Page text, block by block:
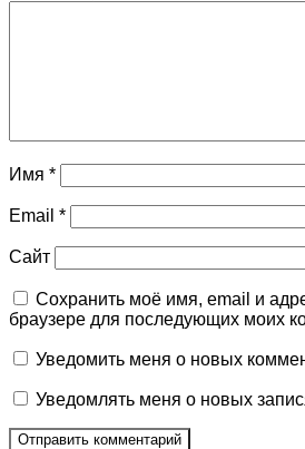
Имя *
Email *
Сайт
Сохранить моё имя, email и
браузере для последующих моих
Уведомить меня о новых
Уведомлять меня о новых